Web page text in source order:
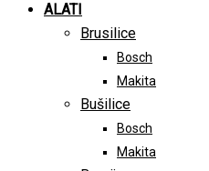
ALATI
Brusilice
Bosch
Makita
Bušilice
Bosch
Makita